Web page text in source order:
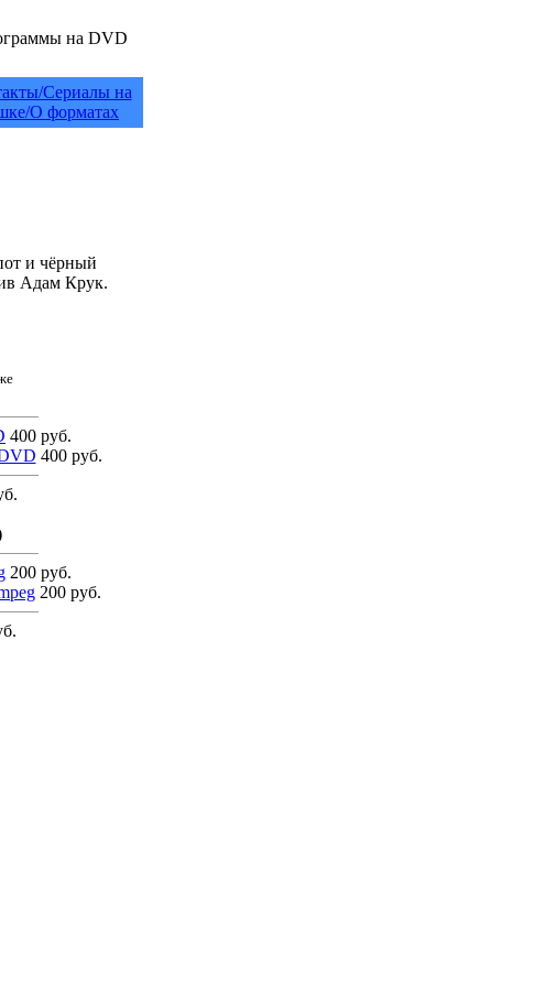
Сериалы на
О форматах
и чёрный
Адам Крук.
400 руб.
400 руб.
200 руб.
200 руб.